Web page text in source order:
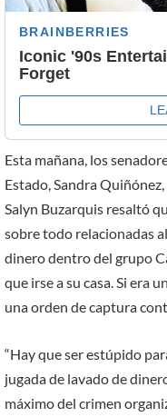
Esta mañana, los
Estado, Sandra
Salyn Buzarquis resaltó
sobre todo relacionadas
dinero dentro del grupo
que irse a su casa. Si era
una orden de captura
“Hay que ser estúpido
jugada de lavado de
máximo del crimen